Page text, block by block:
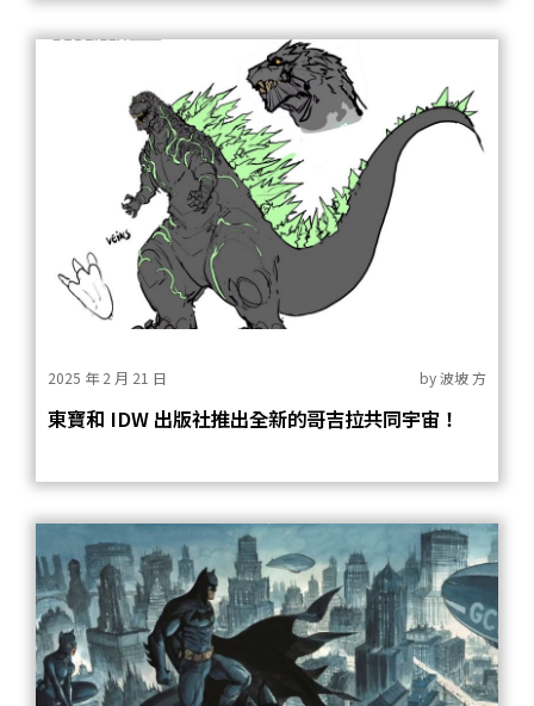
2025 年 2 月 21 日 by波坡 方
東寶和 IDW 出版社推出全新的哥吉拉共同宇宙！